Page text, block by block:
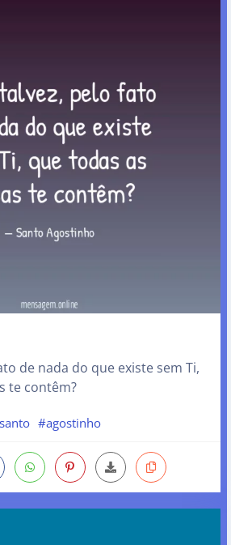
de nada do que existe sem Ti,
te contêm?
#agostinho